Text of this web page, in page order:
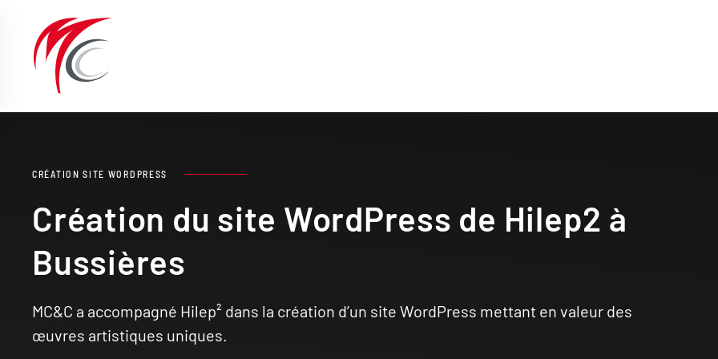
Passer au contenu principal
CRÉATION SITE WORDPRESS
Création du site WordPress de Hilep2 à
Bussières
MC&C a accompagné Hilep² dans la création d’un site WordPress mettant en valeur des
œuvres artistiques uniques.